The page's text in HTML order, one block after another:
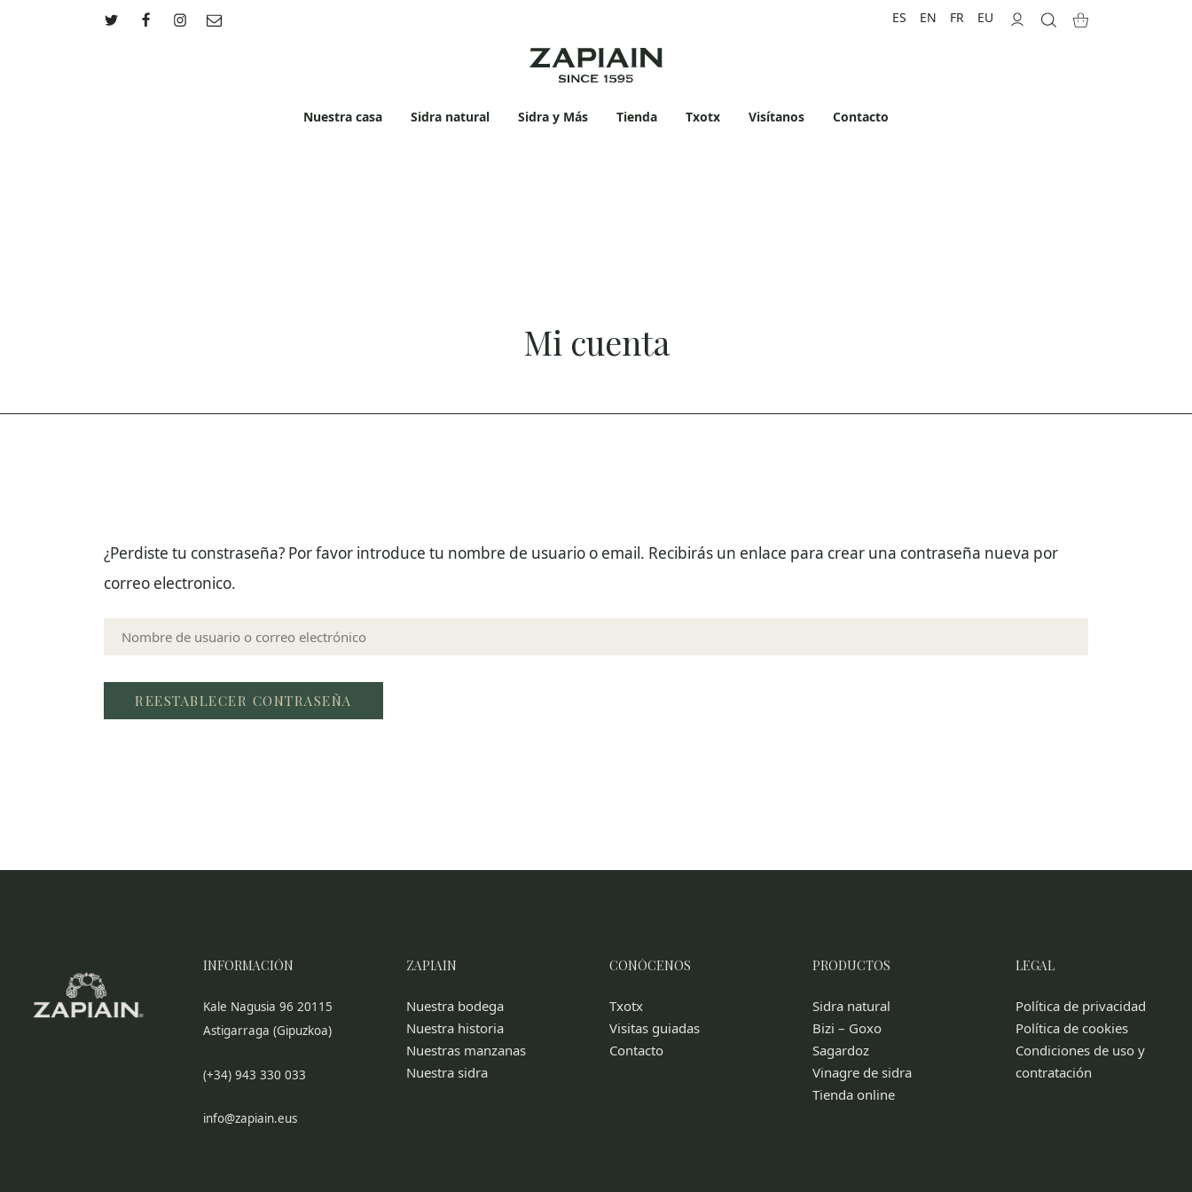
ES EN FR EU
Nuestra casa Sidra natural Sidra y Más Tienda Txotx Visítanos Contacto
Mi cuenta
¿Perdiste tu constraseña? Por favor introduce tu nombre de usuario o email. Recibirás un enlace para crear una contraseña nueva por
correo electronico.
Nombre
de
usuario
o
INFORMACIÓN
Kale Nagusia 96 20115
Astigarraga (Gipuzkoa)
(+34) 943 330 033
info@zapiain.eus
ZAPIAIN
Nuestra bodega
Nuestra historia
Nuestras manzanas
Nuestra sidra
CONÓCENOS
Txotx
Visitas guiadas
Contacto
PRODUCTOS
Sidra natural
Bizi – Goxo
Sagardoz
Vinagre de sidra
Tienda online
LEGAL
Política de privacidad
Política de cookies
Condiciones de uso y
contratación